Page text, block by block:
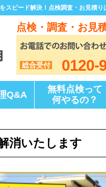
ピード解決！点検調査・お見積り
点検・調査・お見
総合受付 0120-
Q&A
無料点検って
何やるの？
消いたします